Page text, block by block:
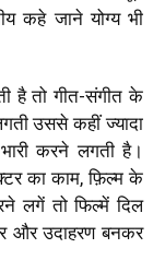
कहे जाने योग्य भी
है तो गीत-संगीत के
उससे कहीं ज्यादा
करने लगती है।
का काम, फ़िल्म के
लगें तो फिल्में दिल
और उदाहरण बनकर